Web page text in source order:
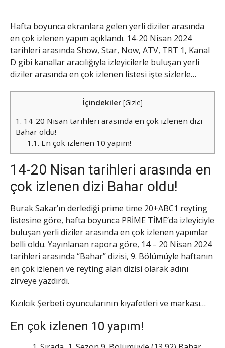
Hafta boyunca ekranlara gelen yerli diziler arasında
en çok izlenen yapım açıklandı. 14-20 Nisan 2024
tarihleri arasında Show, Star, Now, ATV, TRT 1, Kanal
D gibi kanallar aracılığıyla izleyicilerle buluşan yerli
diziler arasında en çok izlenen listesi işte sizlerle…
İçindekiler [Gizle]
1. 14-20 Nisan tarihleri arasında en çok izlenen dizi
Bahar oldu!
1.1. En çok izlenen 10 yapım!
14-20 Nisan tarihleri arasında en
çok izlenen dizi Bahar oldu!
Burak Sakar’ın derlediği prime time 20+ABC1 reyting
listesine göre, hafta boyunca PRİME TİME’da izleyiciyle
buluşan yerli diziler arasında en çok izlenen yapımlar
belli oldu. Yayınlanan rapora göre, 14 – 20 Nisan 2024
tarihleri arasında “Bahar” dizisi, 9. Bölümüyle haftanın
en çok izlenen ve reyting alan dizisi olarak adını
zirveye yazdırdı.
Kızılcık Şerbeti oyuncularının kıyafetleri ve markası…
En çok izlenen 10 yapım!